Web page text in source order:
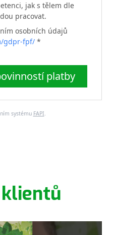
jak s tělem dle
pracovat.
osobních údajů
gdpr-fpf/ *
platby
systému FAPI.